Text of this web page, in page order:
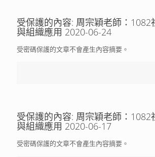
受保護的內容: 周宗穎老師：1082
與組織應用 2020-06-24
受密碼保護的文章不會產生內容摘要。
受保護的內容: 周宗穎老師：1082
與組織應用 2020-06-17
受密碼保護的文章不會產生內容摘要。